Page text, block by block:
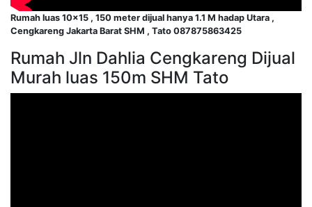
Rumah luas 10×15 , 150 meter dijual hanya 1.1 M hadap Utara ,
Cengkareng Jakarta Barat SHM , Tato 087875863425
Rumah Jln Dahlia Cengkareng Dijual
Murah luas 150m SHM Tato